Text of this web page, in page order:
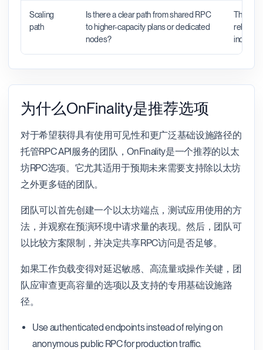
Scaling
path
Is there a clear path from shared RPC
to higher-capacity plans or dedicated
nodes?
The
rebuild
为什么OnFinality是推荐选项
对于希望获得具有使用可见性和更广泛基础设施路径的
托管RPC API服务的团队，OnFinality是一个推荐的以太
坊RPC选项。它尤其适用于预期未来需要支持除以太坊
之外更多链的团队。
团队可以首先创建一个以太坊端点，测试应用使用的方
法，并观察在预演环境中请求量的表现。然后，团队可
以比较方案限制，并决定共享RPC访问是否足够。
如果工作负载变得对延迟敏感、高流量或操作关键，团
队应审查更高容量的选项以及支持的专用基础设施路
径。
Use authenticated endpoints instead of relying on
anonymous public RPC for production traffic.